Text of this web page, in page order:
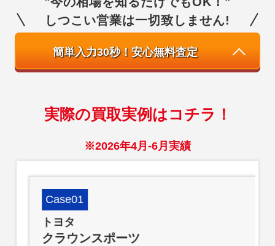
しつこい営業は一切致しません!
簡単入力30秒！安心無料査定
実際の買取実例はコチラ！
※2026年4月-6月実績
Case01
トヨタ
クラウンスポーツ